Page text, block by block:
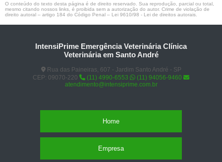
O conteúdo do texto desta página é de direito reservado. Sua reprodução, parcial ou total,
mesmo citando nossos links, é proibida sem a autorização do autor. Crime de violação de
direito autoral – artigo 184 do Código Penal – Lei 9610/98 - Lei de direitos autorais
IntensiPrime Emergência Veterinária Clínica
Veterinária em Santo André
Rua das Paineiras, 607 - Jardim Santo André - SP
CEP: 09070-220
(11) 4990-6553
(11) 94056-9460
atendimento@intensiprime.com.br
Home
Empresa